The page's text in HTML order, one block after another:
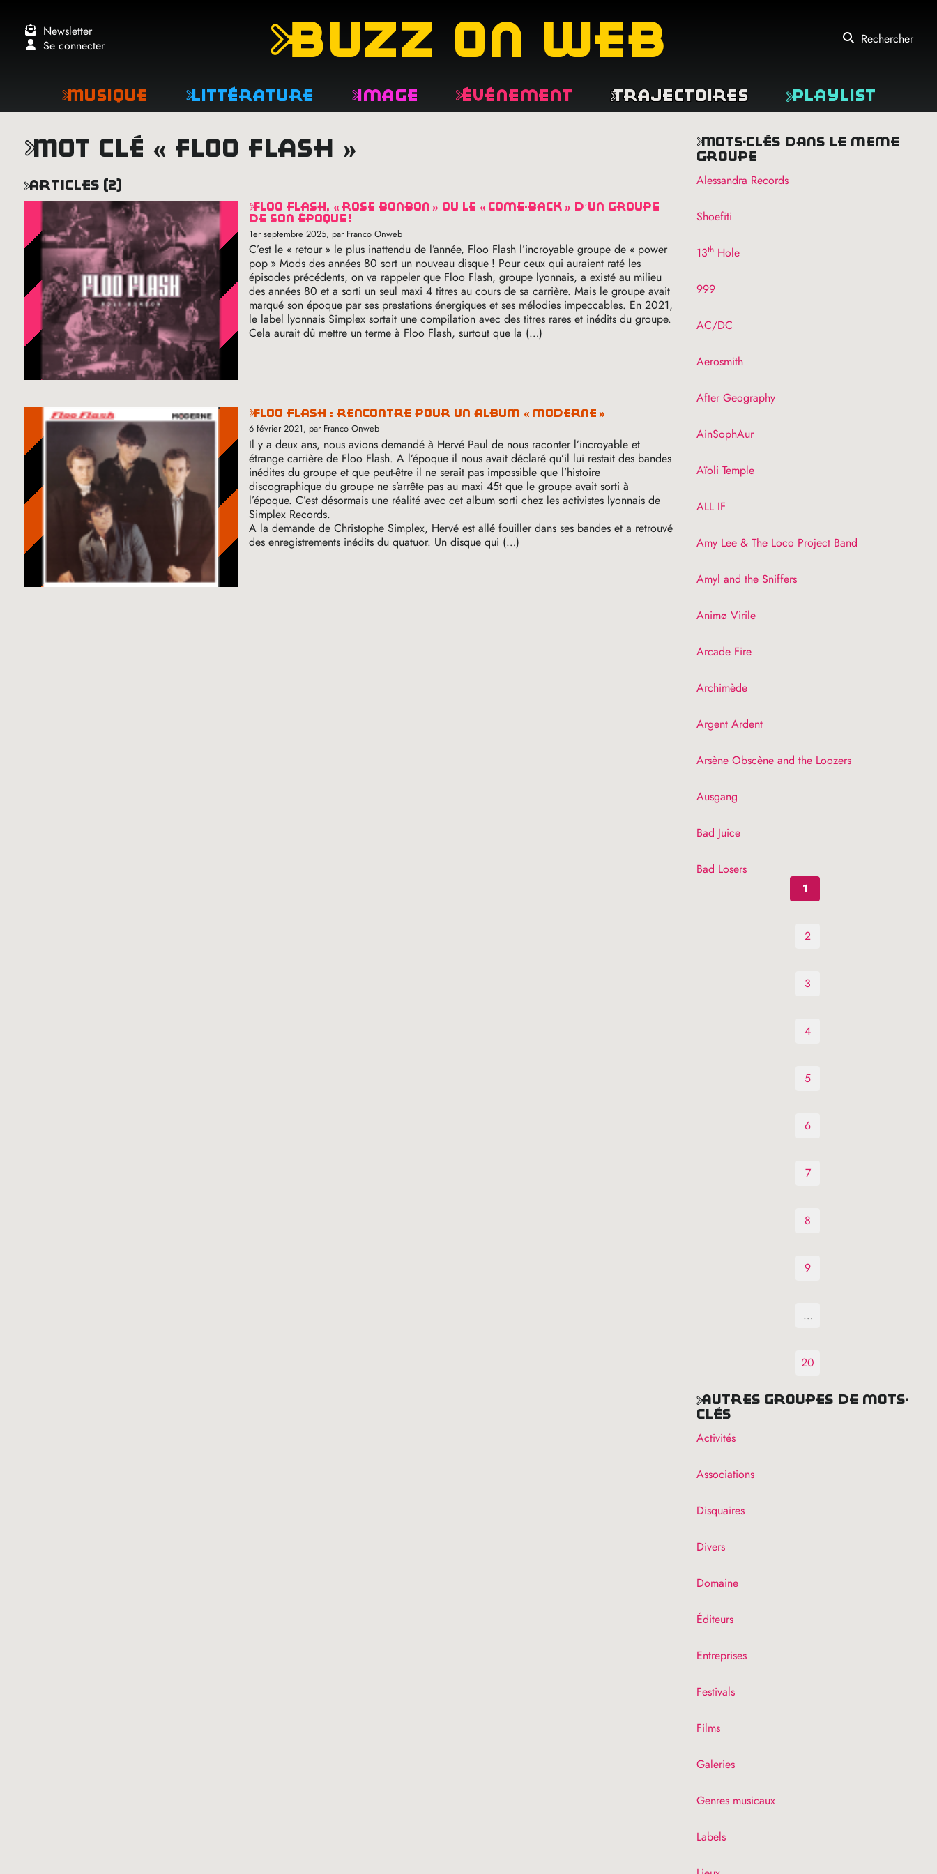
Newsletter
Se connecter
buzz on web Rechercher
Musique Littérature Image Événement Trajectoires Playlist
mot clé « floo flash »
articles (2)
floo flash, « rose bonbon » ou le « come-back » d’un groupe
de son époque !
1er septembre 2025, par Franco Onweb
C’est le « retour » le plus inattendu de l’année, Floo Flash l’incroyable groupe de « power
pop » Mods des années 80 sort un nouveau disque ! Pour ceux qui auraient raté les
épisodes précédents, on va rappeler que Floo Flash, groupe lyonnais, a existé au milieu
des années 80 et a sorti un seul maxi 4 titres au cours de sa carrière. Mais le groupe avait
marqué son époque par ses prestations énergiques et ses mélodies impeccables. En 2021,
le label lyonnais Simplex sortait une compilation avec des titres rares et inédits du groupe.
Cela aurait dû mettre un terme à Floo Flash, surtout que la (…)
floo flash : rencontre pour un album « moderne »
6 février 2021, par Franco Onweb
Il y a deux ans, nous avions demandé à Hervé Paul de nous raconter l’incroyable et
étrange carrière de Floo Flash. A l’époque il nous avait déclaré qu’il lui restait des bandes
inédites du groupe et que peut-être il ne serait pas impossible que l’histoire
discographique du groupe ne s’arrête pas au maxi 45t que le groupe avait sorti à
l’époque. C’est désormais une réalité avec cet album sorti chez les activistes lyonnais de
Simplex Records.
A la demande de Christophe Simplex, Hervé est allé fouiller dans ses bandes et a retrouvé
des enregistrements inédits du quatuor. Un disque qui (…)
mots-clés dans le même
groupe
Alessandra Records
Shoefiti
13th Hole
999
AC/DC
Aerosmith
After Geography
AinSophAur
Aïoli Temple
ALL IF
Amy Lee & The Loco Project Band
Amyl and the Sniffers
Animø Virile
Arcade Fire
Archimède
Argent Ardent
Arsène Obscène and the Loozers
Ausgang
Bad Juice
Bad Losers
1
2
3
4
5
6
7
8
9
…
20
autres groupes de mots-
clés
Activités
Associations
Disquaires
Divers
Domaine
Éditeurs
Entreprises
Festivals
Films
Galeries
Genres musicaux
Labels